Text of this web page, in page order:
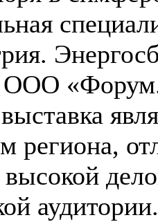
ООО
региона,
аудитории.